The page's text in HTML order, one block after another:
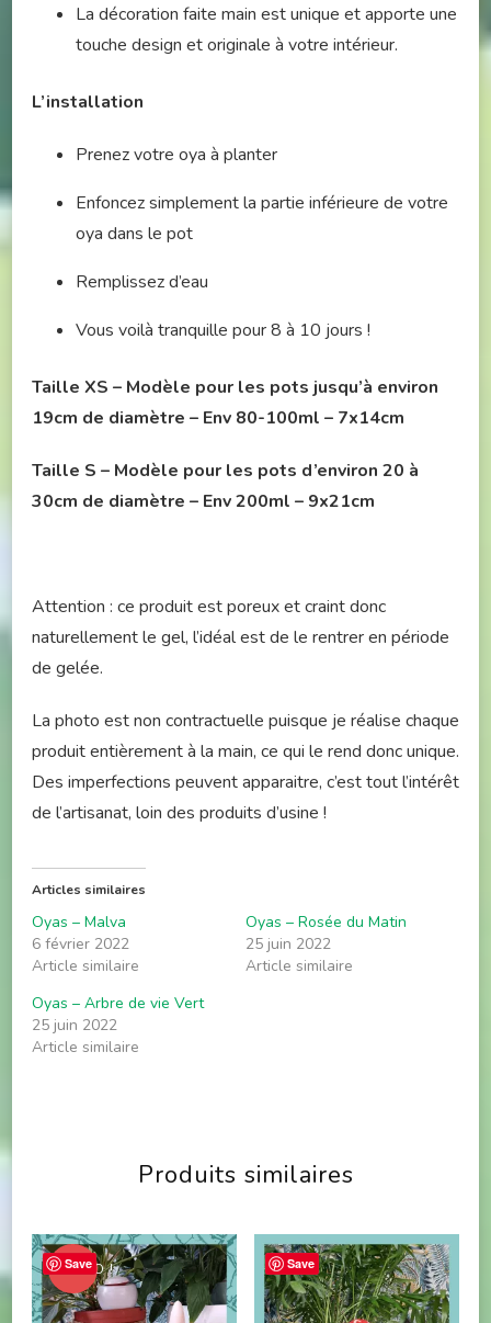
La décoration faite main est unique et apporte une
touche design et originale à votre intérieur.
L’installation
Prenez votre oya à planter
Enfoncez simplement la partie inférieure de votre
oya dans le pot
Remplissez d’eau
Vous voilà tranquille pour 8 à 10 jours !
Taille XS – Modèle pour les pots jusqu’à environ
19cm de diamètre – Env 80-100ml – 7x14cm
Taille S – Modèle pour les pots d’environ 20 à
30cm de diamètre – Env 200ml – 9x21cm
Attention : ce produit est poreux et craint donc
naturellement le gel, l’idéal est de le rentrer en période
de gelée.
La photo est non contractuelle puisque je réalise chaque
produit entièrement à la main, ce qui le rend donc unique.
Des imperfections peuvent apparaitre, c’est tout l’intérêt
de l’artisanat, loin des produits d’usine !
Articles similaires
Oyas – Malva
6 février 2022
Article similaire
Oyas – Rosée du Matin
25 juin 2022
Article similaire
Oyas – Arbre de vie Vert
25 juin 2022
Article similaire
Produits similaires
Save
PROMO ! Save